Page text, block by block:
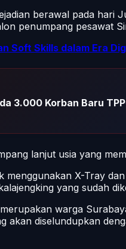
berawal pada hari
penumpang pesawat
Soft Skills dalam Era
3.000 Korban Baru
lanjut usia yang
menggunakan X-Tray
yang sudah
warga
akan diselundupkan